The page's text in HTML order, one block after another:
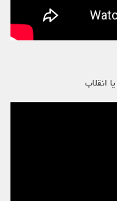
انقلاب